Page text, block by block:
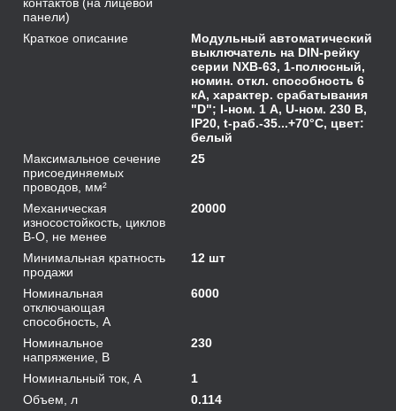
панели)
Краткое описание
Модульный автоматический
выключатель на DIN-рейку
серии NXB-63, 1-полюсный,
номин. откл. способность 6
кА, характер. срабатывания
"D"; I-ном. 1 А, U-ном. 230 В,
IP20, t-раб.-35...+70°C, цвет:
белый
Максимальное сечение
присоединяемых
проводов, мм²
25
Механическая
износостойкость, циклов
В-О, не менее
20000
Минимальная кратность
продажи
12 шт
Номинальная
отключающая
способность, А
6000
Номинальное
напряжение, В
230
Номинальный ток, А
1
Объем, л
0.114